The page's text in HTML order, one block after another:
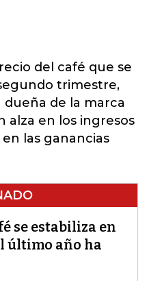
del café que se
trimestre,
dueña de la marca
alza en los ingresos
las ganancias
se estabiliza en
último año ha